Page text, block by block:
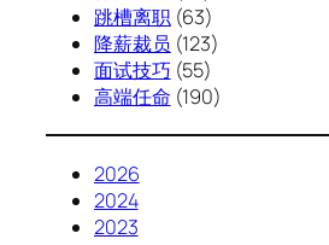
跳槽离职(63)
降薪裁员 (123)
面试技巧 (55)
高端任命 (190)
2026
2024
2023